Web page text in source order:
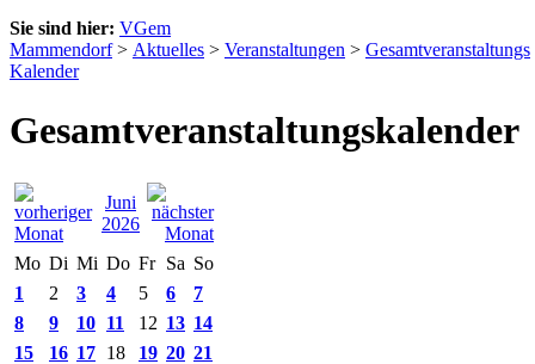
Sie sind hier: VGem
Mammendorf> Aktuelles > Veranstaltungen > Gesamtveranstaltungs
Kalender
Gesamtveranstaltungskalender
Juni
2026
Mo Di Mi Do Fr Sa So
1
2 3 4 5 6
7
8
9 10 11 12 13 14
15
16 17 18 19 20 21